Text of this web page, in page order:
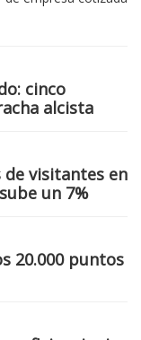
cinco
alcista
de visitantes en
un 7%
20.000 puntos